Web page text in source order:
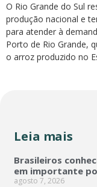
O Rio Grande do Sul
produção nacional e
para atender à
Porto de Rio Grande,
o arroz produzido no
Leia mais
Brasileiros
em importante
agosto 7, 2026